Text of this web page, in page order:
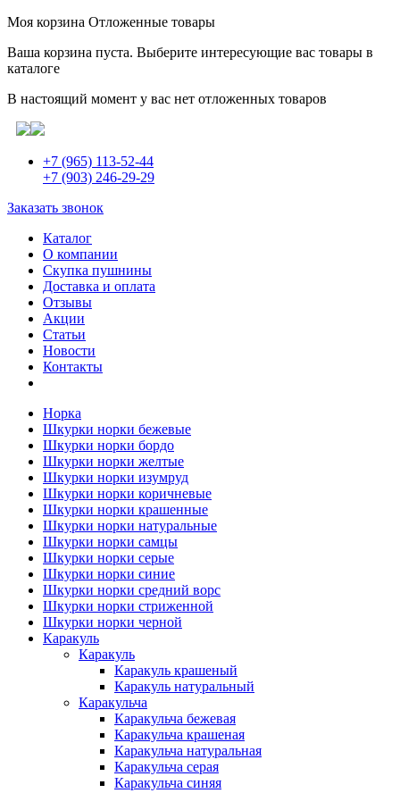
Моя корзина Отложенные товары
Ваша корзина пуста. Выберите интересующие вас товары в
каталоге
В настоящий момент у вас нет отложенных товаров
+7 (965) 113-52-44
+7 (903) 246-29-29
Заказать звонок
Каталог
О компании
Скупка пушнины
Доставка и оплата
Отзывы
Акции
Статьи
Новости
Контакты
Норка
Шкурки норки бежевые
Шкурки норки бордо
Шкурки норки желтые
Шкурки норки изумруд
Шкурки норки коричневые
Шкурки норки крашенные
Шкурки норки натуральные
Шкурки норки самцы
Шкурки норки серые
Шкурки норки синие
Шкурки норки средний ворс
Шкурки норки стриженной
Шкурки норки черной
Каракуль
Каракуль
Каракуль крашеный
Каракуль натуральный
Каракульча
Каракульча бежевая
Каракульча крашеная
Каракульча натуральная
Каракульча серая
Каракульча синяя